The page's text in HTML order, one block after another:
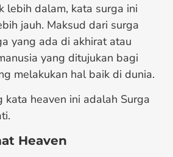
lebih dalam, kata surga ini
jauh. Maksud dari surga
yang ada di akhirat atau
yang ditujukan bagi
melakukan hal baik di dunia.
kata heaven ini adalah Surga
Heaven